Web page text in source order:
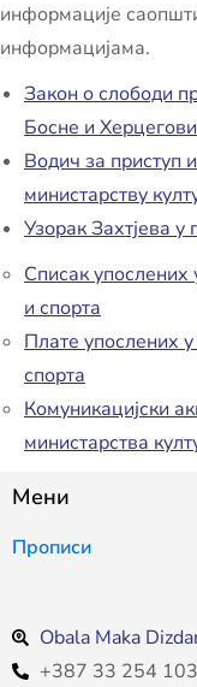
информације
информацијама.
Закон о слободи
Босне и
Водич за приступ
министарству
Узорак Захтјева у
Списак упослених
и спорта
Плате упослених
спорта
Комуникацијски
министарства
Мени
Прописи
Obala Maka
+387 33 254 103